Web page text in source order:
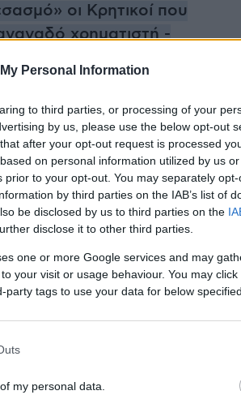
Personal Information
to third parties, or processing of your
by us, please use the below opt-out
after your opt-out request is processed
on personal information utilized by us
to your opt-out. You may separately
by third parties on the IAB’s list of
be disclosed by us to third parties on the
disclose it to other third parties.
one or more Google services and may
your visit or usage behaviour. You may
tags to use your data for below
my personal data.
οι Κρητικοί που
χρηματιστή -
που χρειάζεται για το
και η παρέμβαση Μπάιντεν
τον καύσωνα διαρκείας:
για μπουρίνια